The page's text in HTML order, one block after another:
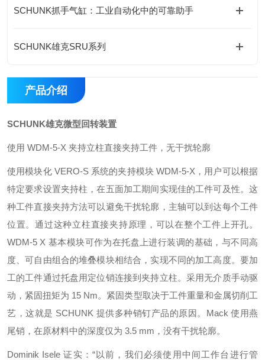
SCHUNK抓手气缸：工业自动化中的可靠助手
SCHUNK雄克SRU系列
产品介绍
SCHUNK雄克微型回转装置
使用 WDM-5-X 夹持立柱直接夹持工件，无干扰轮廓
使用模块化 VERO-S 系统的夹持模块 WDM-5-X，用户可以根据
特定要求设置夹持柱，在五面加工期间实现佳的工件可及性。这
种工件直接夹持方法可以避免干扰轮廓，主轴可以到达每个工件
位置。通过这种立柱直接夹持原理，可以在整个工件上开孔。
WDM-5 X 基本模块可作为在托盘上进行装调的基础，与不同高
度、可自由组合的堆叠模块相结合，实现不同的加工高度。要加
工的工件通过托盘用定位销连接到夹持立柱。采用无介质手动驱
动，紧固扭矩为 15 Nm。紧固类型取决于工件重量和金属切削工
艺，这就是 SCHUNK 提供多种销钉产品的原因。Mack 使用燕
尾销，在原材料中的深度仅为 3.5 mm，没有干扰轮廓。
Dominik Isele 证实：“以前，我们必须使用中间工作台进行管